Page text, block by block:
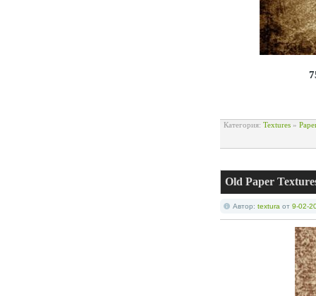
Категория: Textures »
Old Paper
Автор: textura от 9-02-